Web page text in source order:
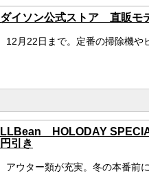
ダイソン公式ストア 直販モ
12月22日まで。定番の掃除機や
LLBean HOLODAY
円引き
アウター類が充実。冬の本番前に